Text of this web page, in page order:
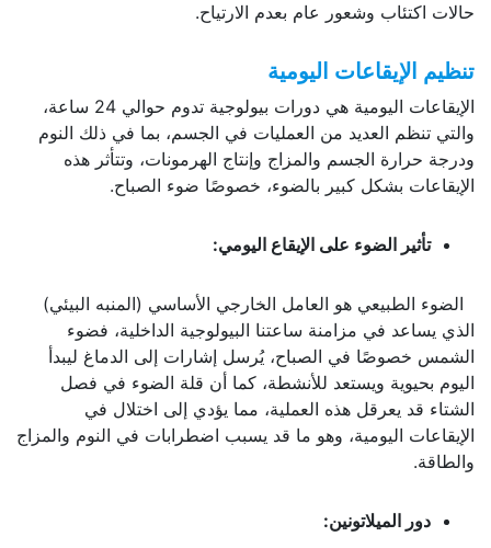
حالات اكتئاب وشعور عام بعدم الارتياح.
تنظيم الإيقاعات اليومية
الإيقاعات اليومية هي دورات بيولوجية تدوم حوالي 24 ساعة،
والتي تنظم العديد من العمليات في الجسم، بما في ذلك النوم
ودرجة حرارة الجسم والمزاج وإنتاج الهرمونات، وتتأثر هذه
الإيقاعات بشكل كبير بالضوء، خصوصًا ضوء الصباح.
تأثير الضوء على الإيقاع اليومي:
الضوء الطبيعي هو العامل الخارجي الأساسي (المنبه البيئي)
الذي يساعد في مزامنة ساعتنا البيولوجية الداخلية، فضوء
الشمس خصوصًا في الصباح، يُرسل إشارات إلى الدماغ ليبدأ
اليوم بحيوية ويستعد للأنشطة، كما أن قلة الضوء في فصل
الشتاء قد يعرقل هذه العملية، مما يؤدي إلى اختلال في
الإيقاعات اليومية، وهو ما قد يسبب اضطرابات في النوم والمزاج
والطاقة.
دور الميلاتونين: